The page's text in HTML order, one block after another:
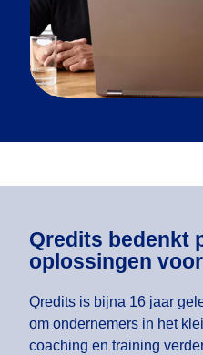
Qredits bedenkt
oplossingen
Qredits is bijna 16 jaar
om ondernemers in het
coaching en training